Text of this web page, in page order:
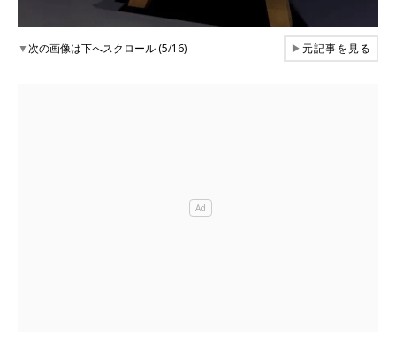
▼次の画像は下へスクロール (5/16) ▶元記事を見る